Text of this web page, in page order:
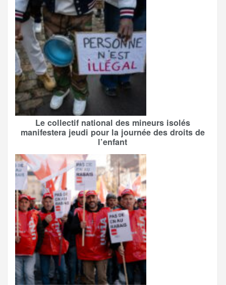
Le collectif national des mineurs isolés
manifestera jeudi pour la journée des droits de
l’enfant